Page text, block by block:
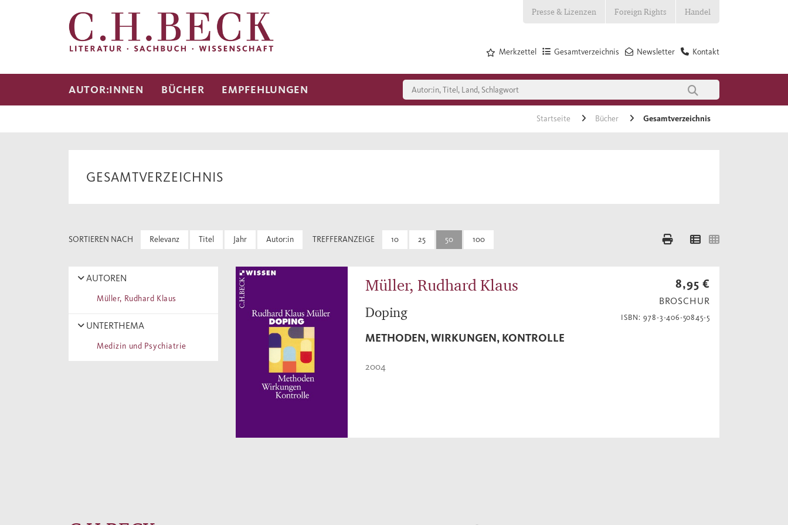
Presse & Lizenzen Foreign Rights Handel
Kontakt
Newsletter
Gesamtverzeichnis
Merkzettel
AUTOR:INNEN BÜCHER EMPFEHLUNGEN
Startseite Bücher Gesamtverzeichnis
GESAMTVERZEICHNIS
SORTIEREN NACH Relevanz Titel Jahr Autor:in TREFFERANZEIGE 10 25 50 100
AUTOREN
Müller, Rudhard Klaus
UNTERTHEMA
Medizin und Psychiatrie
Müller, Rudhard Klaus
Doping
METHODEN, WIRKUNGEN, KONTROLLE
2004
8,95 €
BROSCHUR
ISBN: 978-3-406-50845-5